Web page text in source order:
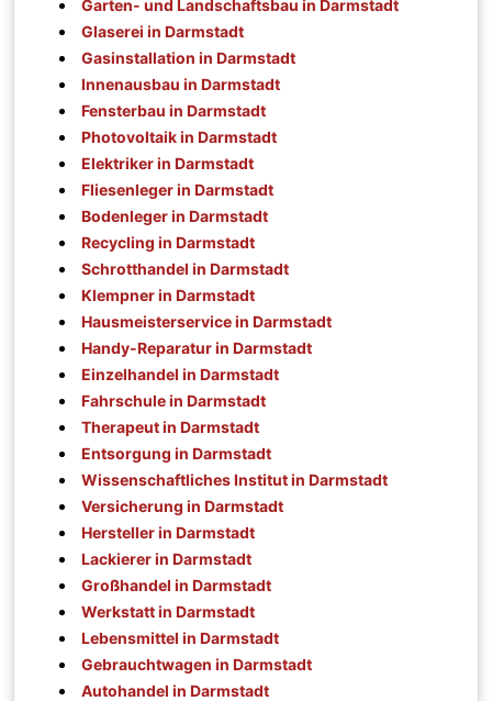
Garten- und Landschaftsbau in Darmstadt
Glaserei in Darmstadt
Gasinstallation in Darmstadt
Innenausbau in Darmstadt
Fensterbau in Darmstadt
Photovoltaik in Darmstadt
Elektriker in Darmstadt
Fliesenleger in Darmstadt
Bodenleger in Darmstadt
Recycling in Darmstadt
Schrotthandel in Darmstadt
Klempner in Darmstadt
Hausmeisterservice in Darmstadt
Handy-Reparatur in Darmstadt
Einzelhandel in Darmstadt
Fahrschule in Darmstadt
Therapeut in Darmstadt
Entsorgung in Darmstadt
Wissenschaftliches Institut in Darmstadt
Versicherung in Darmstadt
Hersteller in Darmstadt
Lackierer in Darmstadt
Großhandel in Darmstadt
Werkstatt in Darmstadt
Lebensmittel in Darmstadt
Gebrauchtwagen in Darmstadt
Autohandel in Darmstadt